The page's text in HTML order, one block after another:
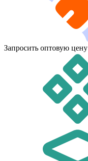
Запросить оптовую цену